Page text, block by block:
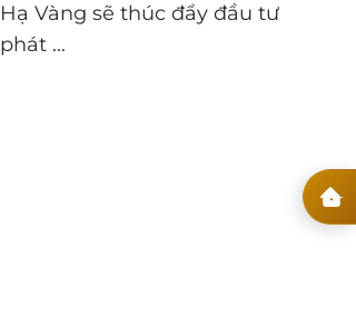
Hạ Vàng sẽ thúc đẩy đầu tư
phát ...